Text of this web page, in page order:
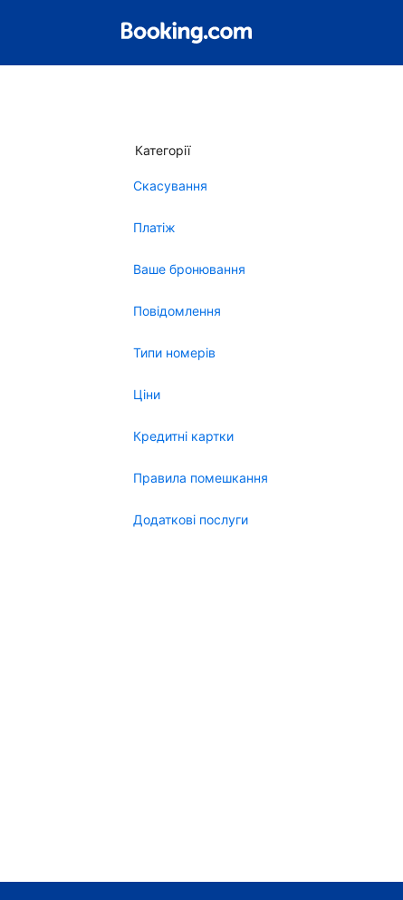
Категорії
Скасування
Платіж
Ваше бронювання
Повідомлення
Типи номерів
Ціни
Кредитні картки
Правила помешкання
Додаткові послуги